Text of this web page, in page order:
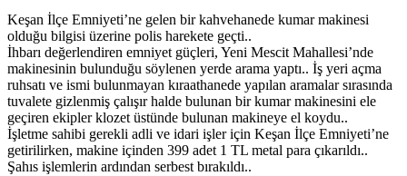
Keşan İlçe Emniyeti’ne gelen bir kahvehanede kumar makinesi
olduğu bilgisi üzerine polis harekete geçti..
İhbarı değerlendiren emniyet güçleri, Yeni Mescit Mahallesi’nde
makinesinin bulunduğu söylenen yerde arama yaptı.. İş yeri açma
ruhsatı ve ismi bulunmayan kıraathanede yapılan aramalar sırasında
tuvalete gizlenmiş çalışır halde bulunan bir kumar makinesini ele
geçiren ekipler klozet üstünde bulunan makineye el koydu..
İşletme sahibi gerekli adli ve idari işler için Keşan İlçe Emniyeti’ne
getirilirken, makine içinden 399 adet 1 TL metal para çıkarıldı..
Şahıs işlemlerin ardından serbest bırakıldı..